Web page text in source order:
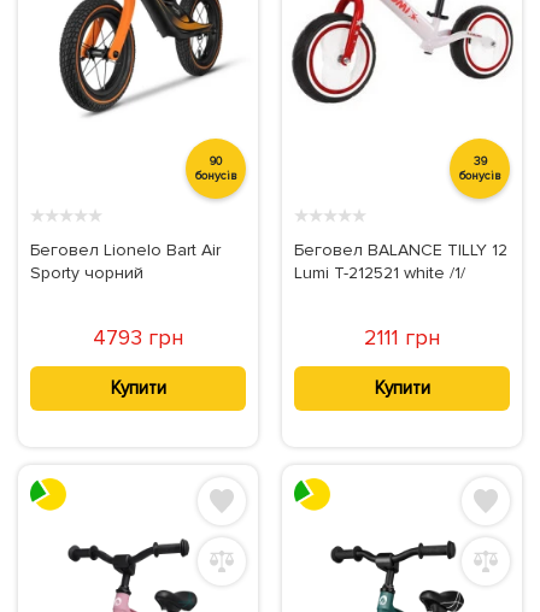
90
бонусів
★★★★★
Беговел Lionelo Bart Air
Sporty чорний
4793 грн
Купити
39
бонусів
★★★★★
Беговел BALANCE TILLY 12
Lumi T-212521 white /1/
2111 грн
Купити